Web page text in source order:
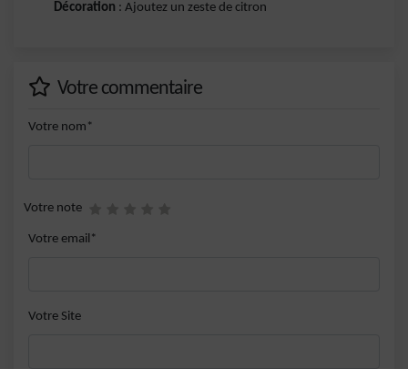
Décoration : Ajoutez un zeste de citron
Votre commentaire
Votre nom*
Votre note
Votre email*
Votre Site